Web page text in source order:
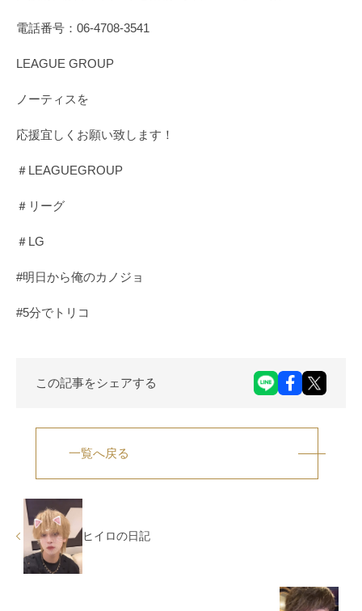
電話番号：06-4708-3541
LEAGUE GROUP
ノーティスを
応援宜しくお願い致します！
＃LEAGUEGROUP
＃リーグ
＃LG
#明日から俺のカノジョ
#5分でトリコ
この記事をシェアする
一覧へ戻る
ヒイロの日記